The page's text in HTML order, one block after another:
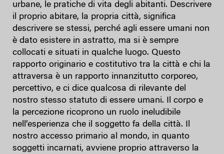
urbane, le pratiche di vita degli abitanti. Descrivere
il proprio abitare, la propria città, significa
descrivere se stessi, perché agli essere umani non
è dato esistere in astratto, ma si è sempre
collocati e situati in qualche luogo. Questo
rapporto originario e costitutivo tra la città e chi la
attraversa è un rapporto innanzitutto corporeo,
percettivo, e ci dice qualcosa di rilevante del
nostro stesso statuto di essere umani. Il corpo e
la percezione ricoprono un ruolo ineludibile
nell’esperienza che il soggetto fa della città. Il
nostro accesso primario al mondo, in quanto
soggetti incarnati, avviene proprio attraverso la